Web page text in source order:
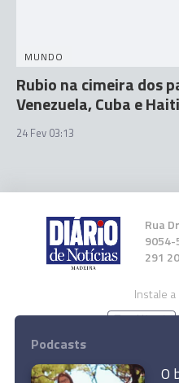
Sessão plenária abre
MUNDO
Rubio na cimeira dos
Venezuela, Cuba e
24 Fev 03:13
Rua
9054-
291
Instale
Podcasts
O